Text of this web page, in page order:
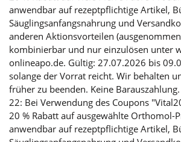
anwendbar auf rezeptpflichtige Artikel,
Säuglingsanfangsnahrung und
anderen Aktionsvorteilen
kombinierbar und nur einzulösen unter
onlineapo.de. Gültig: 27.07.2026 bis
solange der Vorrat reicht. Wir behalten
früher zu beenden. Keine Barauszahlung.
22: Bei Verwendung des Coupons
20 % Rabatt auf ausgewählte Orthomol-
anwendbar auf rezeptpflichtige Artikel,